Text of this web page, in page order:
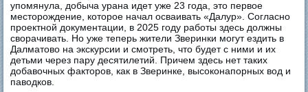
упомянула, добыча урана идет уже 23 года, это первое
месторождение, которое начал осваивать «Далур». Согласно
проектной документации, в 2025 году работы здесь должны
сворачивать. Но уже теперь жители Зверинки могут ездить в
Далматово на экскурсии и смотреть, что будет с ними и их
детьми через пару десятилетий. Причем здесь нет таких
добавочных факторов, как в Зверинке, высоконапорных вод и
паводков.